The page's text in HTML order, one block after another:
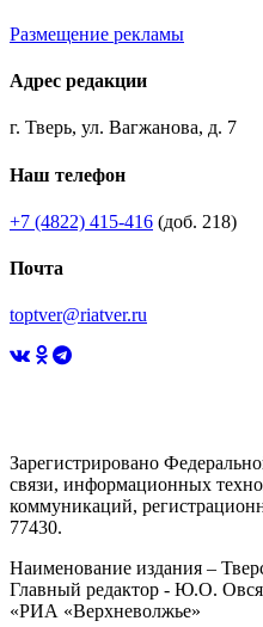
Размещение рекламы
Адрес редакции
г. Тверь, ул. Вагжанова, д. 7
Наш телефон
+7 (4822) 415-416 (доб. 218)
Почта
toptver@riatver.ru
Зарегистрировано
связи, информационных
коммуникаций,
77430.
Наименование издания –
Главный редактор - Ю.О.
«РИА «Верхневолжье»